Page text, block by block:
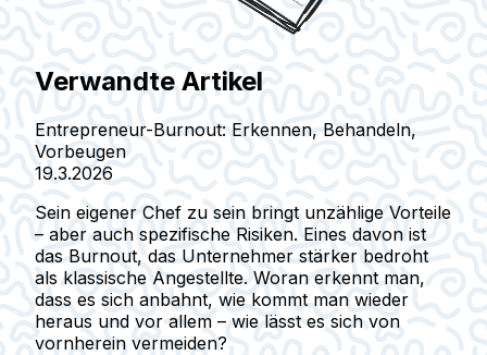
Verwandte Artikel
Entrepreneur-Burnout: Erkennen, Behandeln,
Vorbeugen
19.3.2026
Sein eigener Chef zu sein bringt unzählige Vorteile
– aber auch spezifische Risiken. Eines davon ist
das Burnout, das Unternehmer stärker bedroht
als klassische Angestellte. Woran erkennt man,
dass es sich anbahnt, wie kommt man wieder
heraus und vor allem – wie lässt es sich von
vornherein vermeiden?